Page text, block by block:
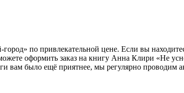
по привлекательной цене. Если вы
оформить заказ на книгу Анна Клири «Не
вам было ещё приятнее, мы регулярно проводим